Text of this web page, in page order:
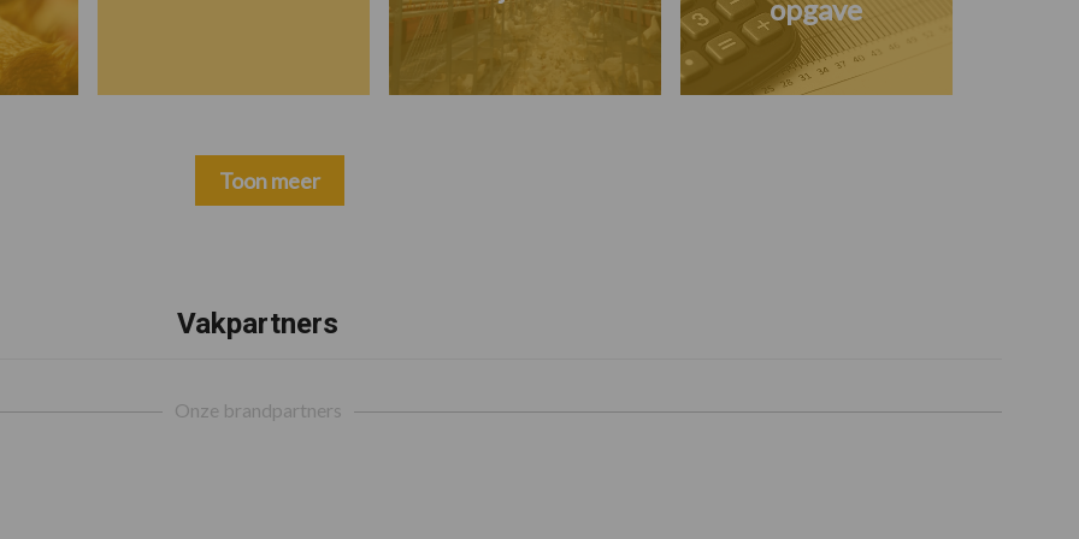
opgave
Toon meer
Vakpartners
Onze brandpartners